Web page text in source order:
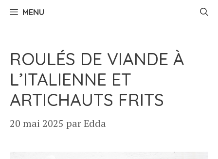
MENU
ROULÉS DE VIANDE À
L’ITALIENNE ET
ARTICHAUTS FRITS
20 mai 2025 parEdda